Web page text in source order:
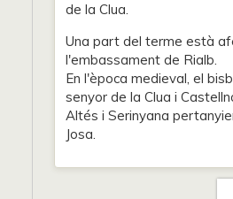
de la Clua.
Una part del terme està
l'embassament de Rialb.
En l'època medieval, el
senyor de la Clua i
Altés i Serinyana
Josa.